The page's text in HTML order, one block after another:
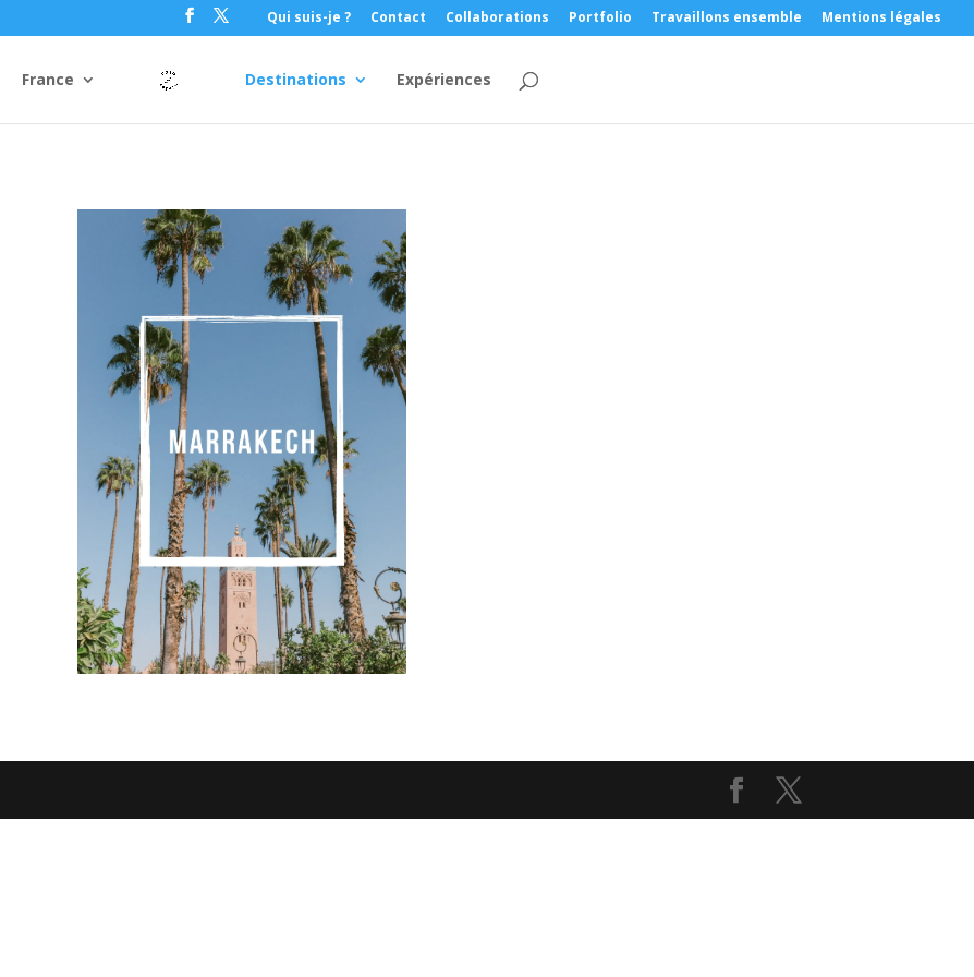
Qui suis-je ? Contact Collaborations Portfolio Travaillons ensemble Mentions légales
France Destinations Expériences